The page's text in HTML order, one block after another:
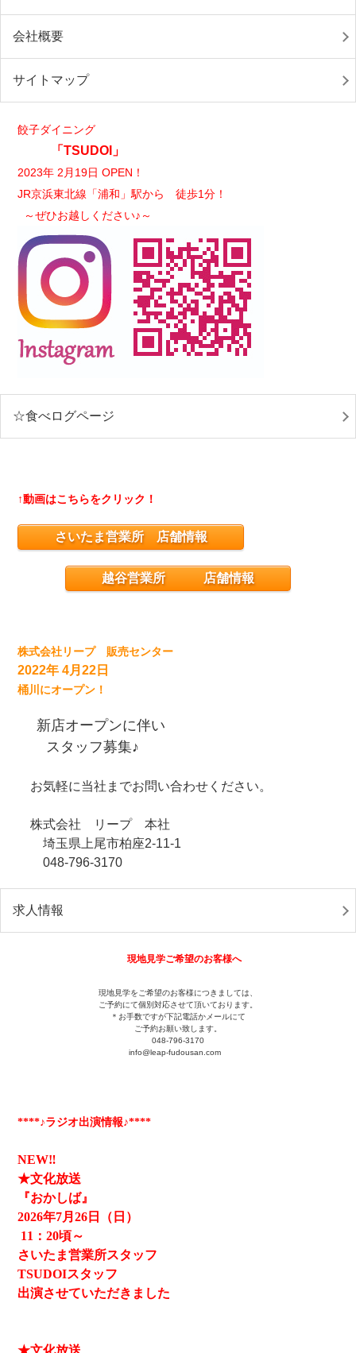
会社概要
サイトマップ
餃子ダイニング
「TSUDOI」
2023年 2月19日 OPEN！
JR京浜東北線「浦和」駅から 徒歩1分！
～ぜひお越しください♪～
☆食べログページ
↑動画はこちらをクリック！
さいたま営業所 店舗情報
越谷営業所 店舗情報
株式会社リープ 販売センター
2022年 4月22日
桶川にオープン！
新店オープンに伴い
スタッフ募集♪
お気軽に当社までお問い合わせください。
株式会社 リープ 本社
埼玉県上尾市柏座2-11-1
048-796-3170
求人情報
現地見学ご希望のお客様へ
現地見学をご希望のお客様につきましては、
ご予約にて個別対応させて頂いております。
＊お手数ですが下記電話かメールにて
ご予約お願い致します。
048-796-3170
info@leap-fudousan.com
****♪ラジオ出演情報♪****
NEW‼
★文化放送
『おかしば』
2026年7月26日（日）
11 ：20頃～
さいたま営業所スタッフ
TSUDOIスタッフ
出演させていただきました
★文化放送